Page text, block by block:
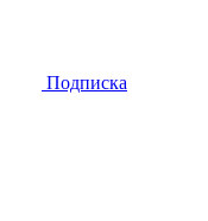
Подписка